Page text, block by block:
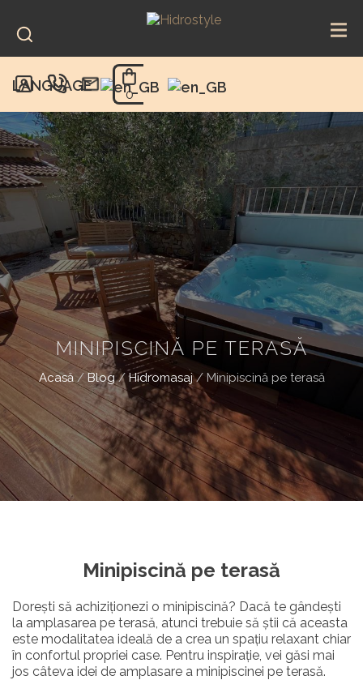
content
LANGUAGE
0
MINIPISCINĂ PE TERASĂ
Acasă/ Blog/Hidromasaj/ Minipiscină pe terasă
Minipiscină pe terasă
Dorești să achiziționezi o minipiscină? Dacă te gândești
la amplasarea pe terasă, atunci trebuie să știi că aceasta
este modalitatea ideală de a crea un spațiu relaxant chiar
în confortul propriei case. Pentru inspirație, vei găsi mai
jos câteva idei de amplasare a minipiscinei pe terasă.